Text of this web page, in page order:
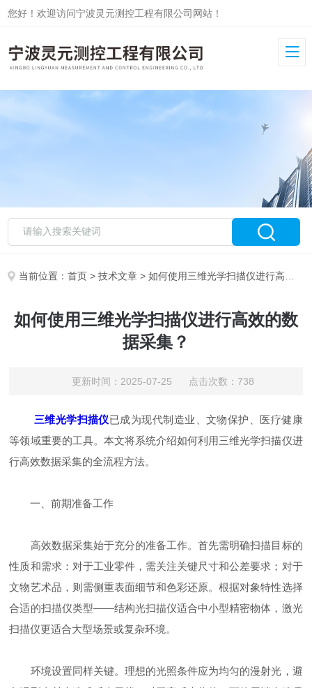
您好！欢迎访问宁波灵元测控工程有限公司网站！
当前位置：首页 >技术文章 > 如何使用三维光学扫描仪进行高效的数据采集？
如何使用三维光学扫描仪进行高效的数
据采集？
更新时间：2025-07-25 点击次数：738
三维光学扫描仪已成为现代制造业、文物保护、医疗健康
等领域重要的工具。本文将系统介绍如何利用三维光学扫描仪进
行高效数据采集的全流程方法。
一、前期准备工作
高效数据采集始于充分的准备工作。首先需明确扫描目标的
性质和需求：对于工业零件，需关注关键尺寸和公差要求；对于
文物艺术品，则需侧重表面细节和色彩还原。根据对象特性选择
合适的扫描仪类型——结构光扫描仪适合中小型精密物体，激光
扫描仪更适合大型场景或复杂环境。
环境设置同样关键。理想的光照条件应为均匀的漫射光，避